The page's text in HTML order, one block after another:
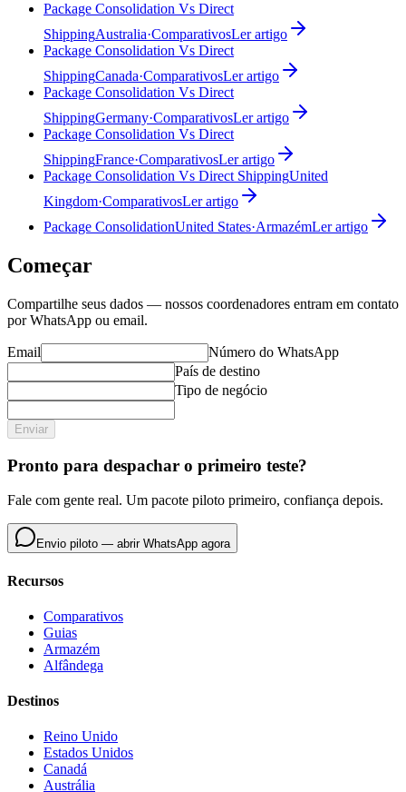
Package Consolidation Vs Direct
ShippingAustralia·ComparativosLer artigo
Package Consolidation Vs Direct
ShippingCanada·ComparativosLer artigo
Package Consolidation Vs Direct
ShippingGermany·ComparativosLer artigo
Package Consolidation Vs Direct
ShippingFrance·ComparativosLer artigo
Package Consolidation Vs Direct ShippingUnited
Kingdom·ComparativosLer artigo
Package ConsolidationUnited States·ArmazémLer artigo
Começar
Compartilhe seus dados — nossos coordenadores entram em contato
por WhatsApp ou email.
Email
Número do WhatsApp
País de destino
Tipo de negócio
Enviar
Pronto para despachar o primeiro teste?
Fale com gente real. Um pacote piloto primeiro, confiança depois.
Envio piloto — abrir WhatsApp agora
Recursos
Comparativos
Guias
Armazém
Alfândega
Destinos
Reino Unido
Estados Unidos
Canadá
Austrália